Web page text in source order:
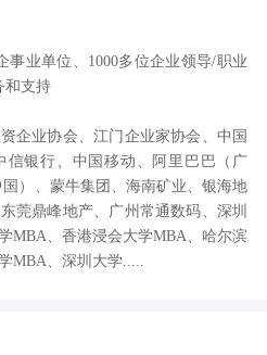
事业单位、1000多位企业领导/职业
和支持
企业协会、江门企业家协会、中国
信银行、中国移动、阿里巴巴（广
）、蒙牛集团、海南矿业、银海地
莞鼎峰地产、广州常通数码、深圳
MBA、香港浸会大学MBA、哈尔滨
MBA、深圳大学.....